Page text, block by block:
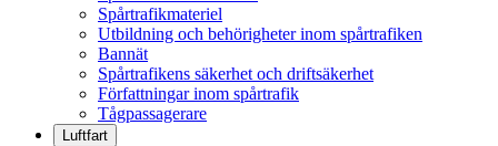
Spårtrafikmateriel
Utbildning och behörigheter inom spårtrafiken
Bannät
Spårtrafikens säkerhet och driftsäkerhet
Författningar inom spårtrafik
Tågpassagerare
Luftfart